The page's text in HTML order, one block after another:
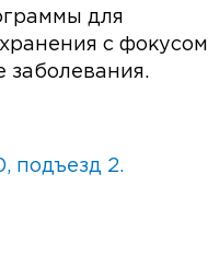
для
с фокусом
заболевания.
подъезд 2.